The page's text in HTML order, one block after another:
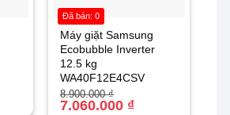
Máy giặt Samsung
Ecobubble Inverter
12.5 kg
WA40F12E4CSV
8.900.000₫
Giá
gốc
7.060.000 ₫
Giá
hiện
Đã bán: 0